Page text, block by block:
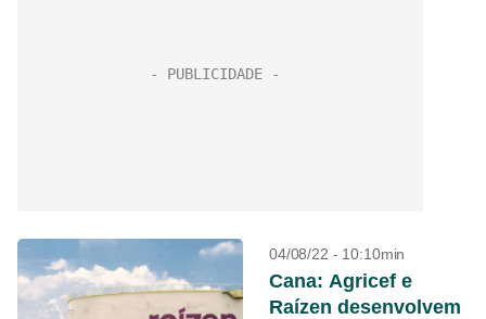
04/08/22 - 10:10min
Cana: Agricef e
Raízen desenvolvem